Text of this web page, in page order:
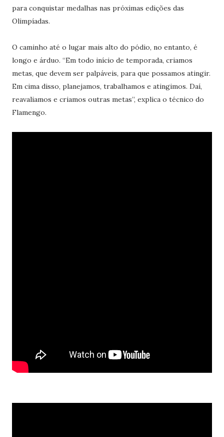
para conquistar medalhas nas próximas edições das
Olimpíadas.
O caminho até o lugar mais alto do pódio, no entanto, é
longo e árduo. “Em todo início de temporada, criamos
metas, que devem ser palpáveis, para que possamos atingir.
Em cima disso, planejamos, trabalhamos e atingimos. Daí,
reavaliamos e criamos outras metas”, explica o técnico do
Flamengo.